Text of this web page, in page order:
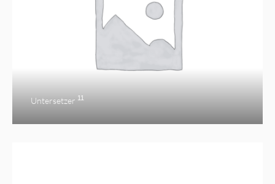
Untersetzer 11